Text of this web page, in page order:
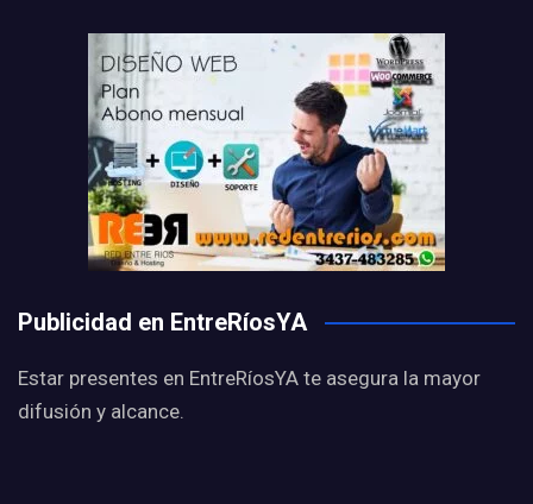
Publicidad en EntreRíosYA
Estar presentes en EntreRíosYA te asegura la mayor
difusión y alcance.